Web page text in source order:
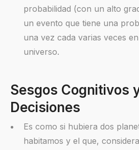
probabilidad (con un alto
un evento que tiene una
una vez cada varias veces
universo.
Sesgos Cognitivos
Decisiones
Es como si hubiera dos
habitamos y el que,